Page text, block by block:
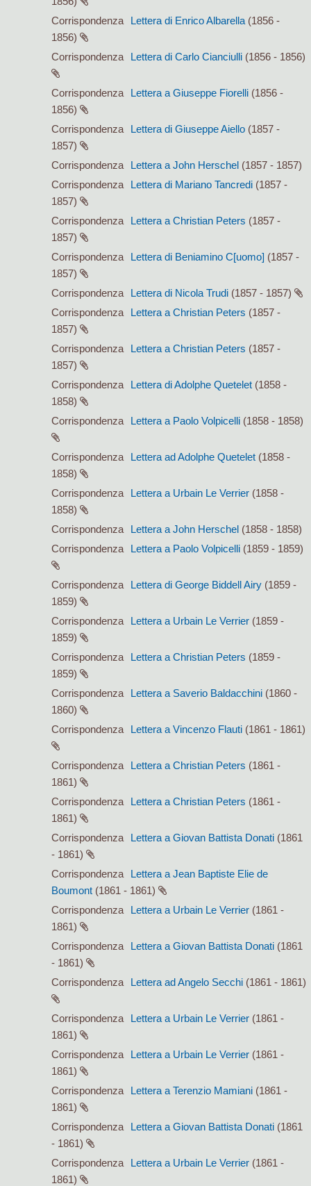
Corrispondenza
Lettera di Enrico Albarella (1856 -
1856)
Corrispondenza
Lettera di Carlo Cianciulli (1856 - 1856)
Corrispondenza Lettera a Giuseppe Fiorelli (1856 -
1856)
Corrispondenza
Lettera di Giuseppe Aiello (1857 -
1857)
Corrispondenza
Lettera a John Herschel (1857 - 1857)
Corrispondenza
Lettera di Mariano Tancredi (1857 -
1857)
Corrispondenza
Lettera a Christian Peters (1857 -
1857)
Corrispondenza
Lettera di Beniamino C[uomo] (1857 -
1857)
Corrispondenza
Lettera di Nicola Trudi (1857 - 1857)
Corrispondenza
Lettera a Christian Peters (1857 -
1857)
Corrispondenza
Lettera a Christian Peters (1857 -
1857)
Corrispondenza
Lettera di Adolphe Quetelet (1858 -
1858)
Corrispondenza
Lettera a Paolo Volpicelli (1858 - 1858)
Corrispondenza Lettera ad Adolphe Quetelet (1858 -
1858)
Corrispondenza
Lettera a Urbain Le Verrier (1858 -
1858)
Corrispondenza
Lettera a John Herschel (1858 - 1858)
Corrispondenza
Lettera a Paolo Volpicelli (1859 - 1859)
Corrispondenza Lettera di George Biddell Airy (1859 -
1859)
Corrispondenza
Lettera a Urbain Le Verrier (1859 -
1859)
Corrispondenza
Lettera a Christian Peters (1859 -
1859)
Corrispondenza
Lettera a Saverio Baldacchini (1860 -
1860)
Corrispondenza
Lettera a Vincenzo Flauti (1861 - 1861)
Corrispondenza Lettera a Christian Peters (1861 -
1861)
Corrispondenza
Lettera a Christian Peters (1861 -
1861)
Corrispondenza
Lettera a Giovan Battista Donati (1861
- 1861)
Corrispondenza
Lettera a Jean Baptiste Elie de
Boumont (1861 - 1861)
Corrispondenza
Lettera a Urbain Le Verrier (1861 -
1861)
Corrispondenza
Lettera a Giovan Battista Donati (1861
- 1861)
Corrispondenza
Lettera ad Angelo Secchi (1861 - 1861)
Corrispondenza Lettera a Urbain Le Verrier (1861 -
1861)
Corrispondenza
Lettera a Urbain Le Verrier (1861 -
1861)
Corrispondenza
Lettera a Terenzio Mamiani (1861 -
1861)
Corrispondenza
Lettera a Giovan Battista Donati (1861
- 1861)
Corrispondenza
Lettera a Urbain Le Verrier (1861 -
1861)